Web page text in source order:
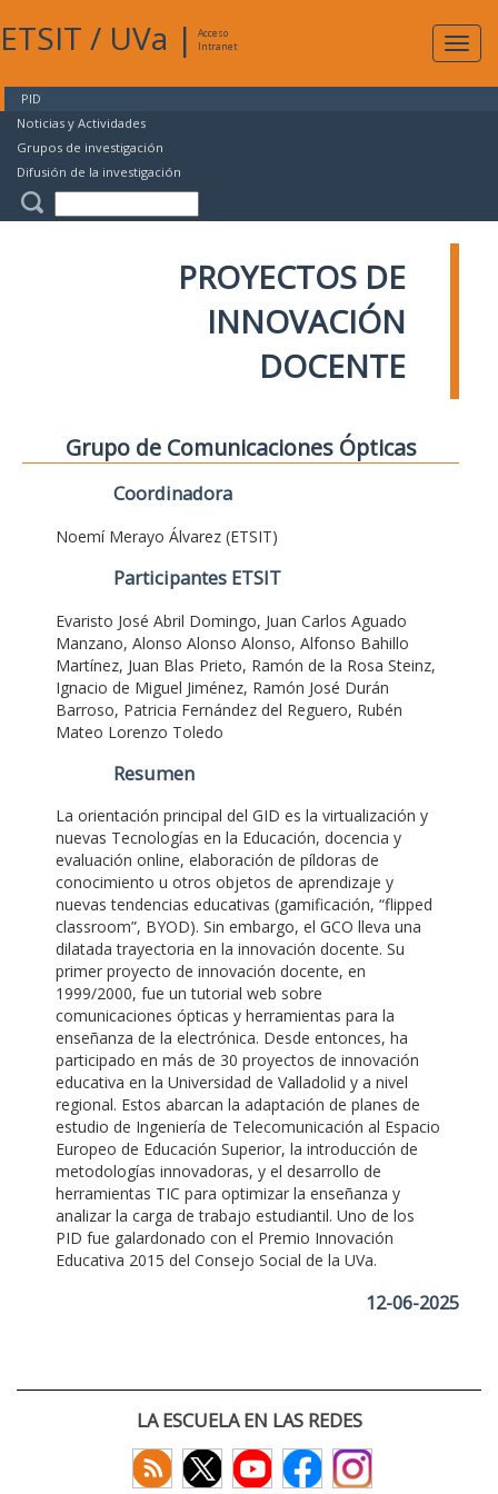
ETSIT / UVa |
Acceso
Intranet
PID
Noticias y Actividades
Grupos de investigación
Difusión de la investigación
PROYECTOS DE
INNOVACIÓN
DOCENTE
Grupo de Comunicaciones Ópticas
Coordinadora
Noemí Merayo Álvarez (ETSIT)
Participantes ETSIT
Evaristo José Abril Domingo, Juan Carlos Aguado
Manzano, Alonso Alonso Alonso, Alfonso Bahillo
Martínez, Juan Blas Prieto, Ramón de la Rosa Steinz,
Ignacio de Miguel Jiménez, Ramón José Durán
Barroso, Patricia Fernández del Reguero, Rubén
Mateo Lorenzo Toledo
Resumen
La orientación principal del GID es la virtualización y
nuevas Tecnologías en la Educación, docencia y
evaluación online, elaboración de píldoras de
conocimiento u otros objetos de aprendizaje y
nuevas tendencias educativas (gamificación, “flipped
classroom”, BYOD). Sin embargo, el GCO lleva una
dilatada trayectoria en la innovación docente. Su
primer proyecto de innovación docente, en
1999/2000, fue un tutorial web sobre
comunicaciones ópticas y herramientas para la
enseñanza de la electrónica. Desde entonces, ha
participado en más de 30 proyectos de innovación
educativa en la Universidad de Valladolid y a nivel
regional. Estos abarcan la adaptación de planes de
estudio de Ingeniería de Telecomunicación al Espacio
Europeo de Educación Superior, la introducción de
metodologías innovadoras, y el desarrollo de
herramientas TIC para optimizar la enseñanza y
analizar la carga de trabajo estudiantil. Uno de los
PID fue galardonado con el Premio Innovación
Educativa 2015 del Consejo Social de la UVa.
12-06-2025
LA ESCUELA EN LAS REDES